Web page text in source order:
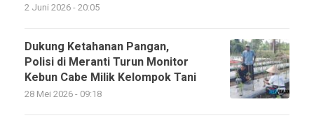
2 Juni 2026 - 20:05
Dukung Ketahanan Pangan,
Polisi di Meranti Turun Monitor
Kebun Cabe Milik Kelompok Tani
28 Mei 2026 - 09:18